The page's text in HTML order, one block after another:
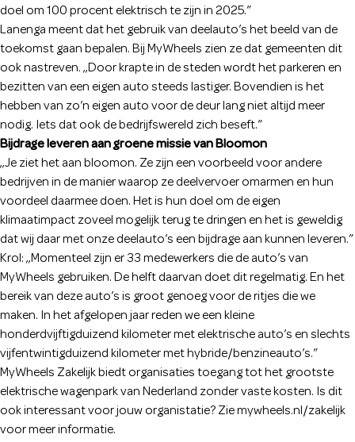
doel om 100 procent elektrisch te zijn in 2025.”
Lanenga meent dat het gebruik van deelauto’s het beeld van de
toekomst gaan bepalen. Bij MyWheels zien ze dat gemeenten dit
ook nastreven. ,,Door krapte in de steden wordt het parkeren en
bezitten van een eigen auto steeds lastiger. Bovendien is het
hebben van zo’n eigen auto voor de deur lang niet altijd meer
nodig. Iets dat ook de bedrijfswereld zich beseft.”
Bijdrage leveren aan groene missie van Bloomon
,,Je ziet het aan bloomon. Ze zijn een voorbeeld voor andere
bedrijven in de manier waarop ze deelvervoer omarmen en hun
voordeel daarmee doen. Het is hun doel om de eigen
klimaatimpact zoveel mogelijk terug te dringen en het is geweldig
dat wij daar met onze deelauto’s een bijdrage aan kunnen leveren.”
Krol: ,,Momenteel zijn er 33 medewerkers die de auto’s van
MyWheels gebruiken. De helft daarvan doet dit regelmatig. En het
bereik van deze auto’s is groot genoeg voor de ritjes die we
maken. In het afgelopen jaar reden we een kleine
honderdvijftigduizend kilometer met elektrische auto’s en slechts
vijfentwintigduizend kilometer met hybride/benzineauto’s.”
MyWheels Zakelijk biedt organisaties toegang tot het grootste
elektrische wagenpark van Nederland zonder vaste kosten. Is dit
ook interessant voor jouw organistatie? Zie mywheels.nl/zakelijk
voor meer informatie.